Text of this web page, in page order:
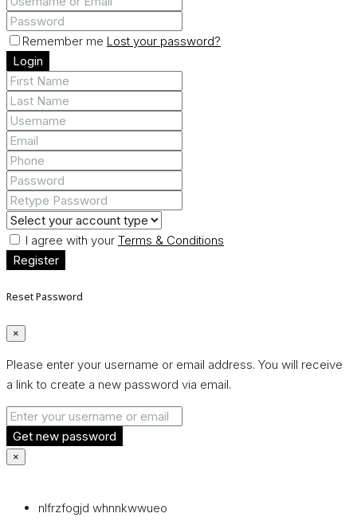
Remember me Lost your password?
Login
I agree with your Terms & Conditions
Register
Reset Password
×
Please enter your username or email address. You will receive
a link to create a new password via email.
Get new password
×
nlfrzfogjd whnnkwwueo